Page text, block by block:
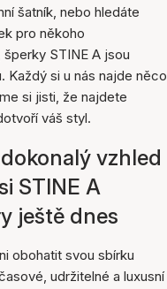
šatník, nebo hledáte
pro někoho
STINE A jsou
Každý si u nás najde něco
si jisti, že najdete
váš styl.
vzhled
STINE A
ještě dnes
obohatit svou sbírku
udržitelné a luxusní